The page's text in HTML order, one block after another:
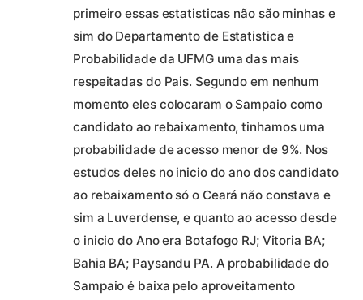
primeiro essas estatisticas não são minhas e
sim do Departamento de Estatistica e
Probabilidade da UFMG uma das mais
respeitadas do Pais. Segundo em nenhum
momento eles colocaram o Sampaio como
candidato ao rebaixamento, tinhamos uma
probabilidade de acesso menor de 9%. Nos
estudos deles no inicio do ano dos candidato
ao rebaixamento só o Ceará não constava e
sim a Luverdense, e quanto ao acesso desde
o inicio do Ano era Botafogo RJ; Vitoria BA;
Bahia BA; Paysandu PA. A probabilidade do
Sampaio é baixa pelo aproveitamento